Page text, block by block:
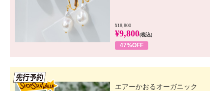
¥18,800
¥9,800(税込)
47%OFF
エアーかおるオーガニック